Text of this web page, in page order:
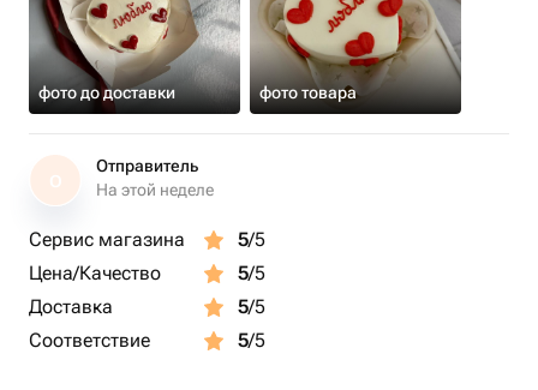
фото до доставки фото товара
О
Отправитель
На этой неделе
Сервис магазина 5/5
Цена/Качество
5/5
Доставка
5/5
Соответствие
5/5